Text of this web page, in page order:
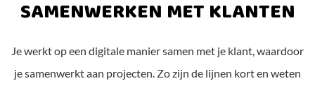
SAMENWERKEN MET KLANTEN
Je werkt op een digitale manier samen met je klant, waardoor
je samenwerkt aan projecten. Zo zijn de lijnen kort en weten